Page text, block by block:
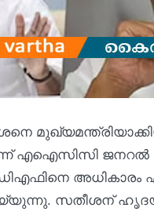
എഐസിസി ജനറല്‍
അധികാരം
സതീശന്